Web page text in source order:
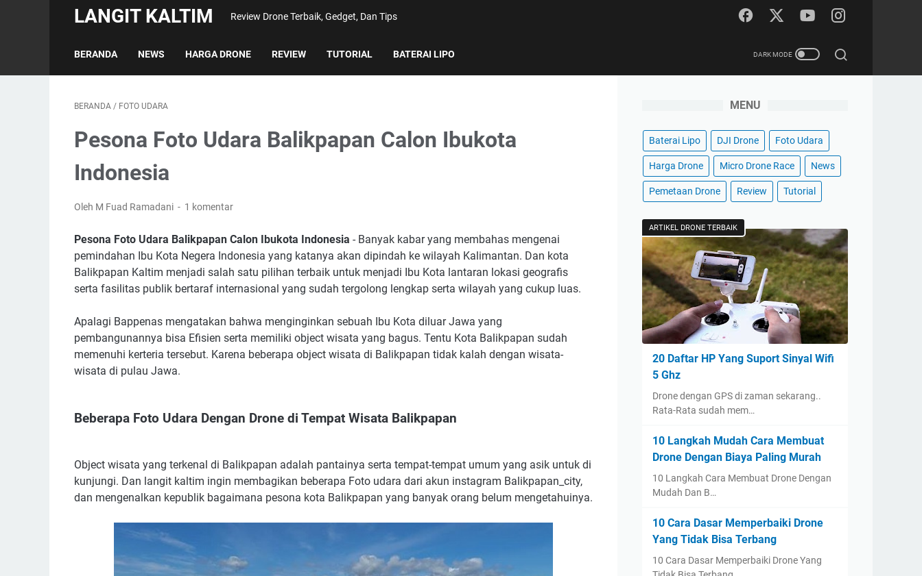
LANGIT KALTIM Review Drone Terbaik, Gedget, Dan Tips
BERANDA NEWS HARGA DRONE REVIEW TUTORIAL BATERAI LIPO
BERANDA / FOTO UDARA
Pesona Foto Udara Balikpapan Calon Ibukota
Indonesia
Oleh M Fuad Ramadani 1 komentar
Pesona Foto Udara Balikpapan Calon Ibukota Indonesia - Banyak kabar yang membahas mengenai
pemindahan Ibu Kota Negera Indonesia yang katanya akan dipindah ke wilayah Kalimantan. Dan kota
Balikpapan Kaltim menjadi salah satu pilihan terbaik untuk menjadi Ibu Kota lantaran lokasi geografis
serta fasilitas publik bertaraf internasional yang sudah tergolong lengkap serta wilayah yang cukup luas.
Apalagi Bappenas mengatakan bahwa menginginkan sebuah Ibu Kota diluar Jawa yang
pembangunannya bisa Efisien serta memiliki object wisata yang bagus. Tentu Kota Balikpapan sudah
memenuhi kerteria tersebut. Karena beberapa object wisata di Balikpapan tidak kalah dengan wisata-
wisata di pulau Jawa.
Beberapa Foto Udara Dengan Drone di Tempat Wisata Balikpapan
Object wisata yang terkenal di Balikpapan adalah pantainya serta tempat-tempat umum yang asik untuk di
kunjungi. Dan langit kaltim ingin membagikan beberapa Foto udara dari akun instagram Balikpapan_city,
dan mengenalkan kepublik bagaimana pesona kota Balikpapan yang banyak orang belum mengetahuinya.
MENU
Baterai Lipo DJI Drone Foto Udara
Harga Drone Micro Drone Race News
Pemetaan Drone Review Tutorial
ARTIKEL DRONE TERBAIK
20 Daftar HP Yang Suport Sinyal Wifi
5 Ghz
Drone dengan GPS di zaman sekarang..
Rata-Rata sudah mem…
10 Langkah Mudah Cara Membuat
Drone Dengan Biaya Paling Murah
10 Langkah Cara Membuat Drone Dengan
Mudah Dan B…
10 Cara Dasar Memperbaiki Drone
Yang Tidak Bisa Terbang
10 Cara Dasar Memperbaiki Drone Yang